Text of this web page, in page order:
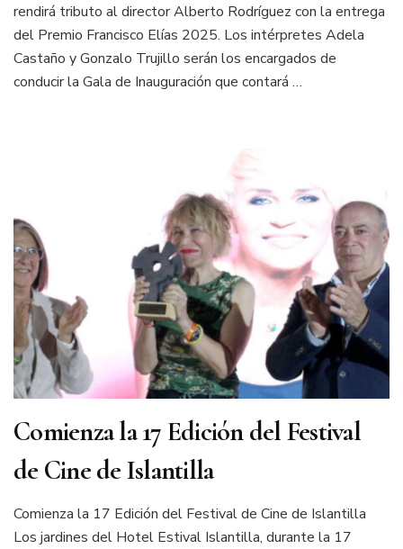
rendirá tributo al director Alberto Rodríguez con la entrega
del Premio Francisco Elías 2025. Los intérpretes Adela
Castaño y Gonzalo Trujillo serán los encargados de
conducir la Gala de Inauguración que contará …
Comienza la 17 Edición del Festival
de Cine de Islantilla
Comienza la 17 Edición del Festival de Cine de Islantilla
Los jardines del Hotel Estival Islantilla, durante la 17